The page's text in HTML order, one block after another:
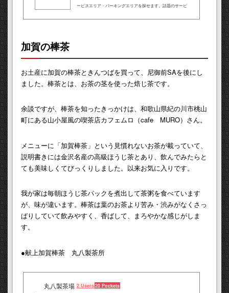
ービスエリア・パーキングエリアを探せます。話題のサービ
加賀の棒茶
お土産に加賀の棒茶ときんつばを買って、尼御前SAを後にし
ました。棒茶とは、お茶の茎を使った焙じ茶です。
余談ですが、棒茶を知ったきっかけは、和歌山県紀の川市桃山
町にある山小屋風の喫茶店カフェムロ（cafe MURO）さん。
メニューに「加賀棒茶」という見慣れないお茶が載っていて、
説明書きには金沢名産の高級ほうじ茶とあり、飲んでみたらと
ても美味しくてびっくりしました。以来お気に入りです。
我が家は毎朝ほうじ茶パックを煮出して茶粥を食べています
が、味が違います。棒茶は葉のお茶より苦み・渋みがなくさっ
ぱりしていて飲みやすく、香ばして、まろやかな感じがしま
す。
●献上加賀棒茶 丸八製茶所
丸八製茶場 2 Users20 Pockets